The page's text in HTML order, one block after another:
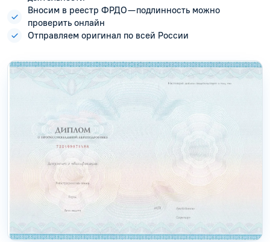
Вносим в реестр ФРДО — подлинность можно
проверить онлайн
Отправляем оригинал по всей России